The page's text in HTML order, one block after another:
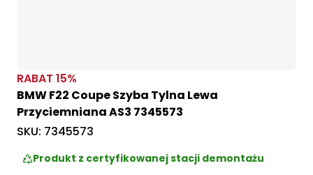
RABAT 15%
BMW F22 Coupe Szyba Tylna Lewa
Przyciemniana AS3 7345573
SKU: 7345573
Produkt z certyfikowanej stacji demontażu